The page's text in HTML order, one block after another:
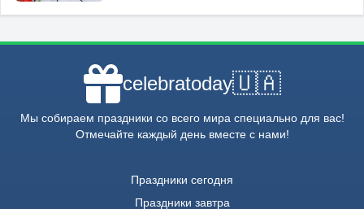
celebratoday🇺🇦
Мы собираем праздники со всего мира специально для вас!
Отмечайте каждый день вместе с нами!
Праздники сегодня
Праздники завтра